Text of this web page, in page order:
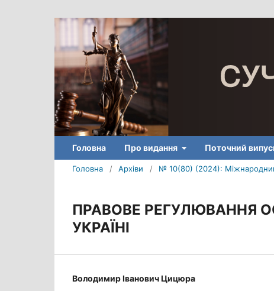
Головна Про видання Поточний
Головна / Архіви / № 10(80) (2024):
ПРАВОВЕ РЕГУЛЮВАННЯ
УКРАЇНІ
Володимир Іванович Цицюра